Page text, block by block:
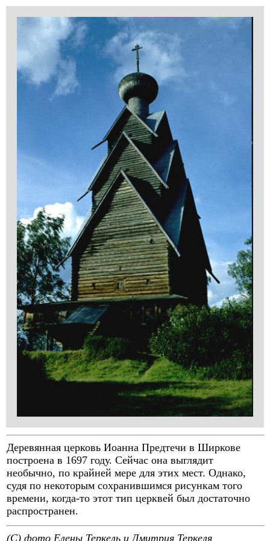
Деревянная церковь Иоанна Предтечи в Ширкове
построена в 1697 году. Сейчас она выглядит
необычно, по крайней мере для этих мест. Однако,
судя по некоторым сохранившимся рисункам того
времени, когда-то этот тип церквей был достаточно
распространен.
(C) фото Елены Теркель и Дмитрия Теркеля